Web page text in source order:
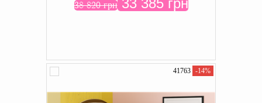
38 820 грн33 385 грн
41763 -14%